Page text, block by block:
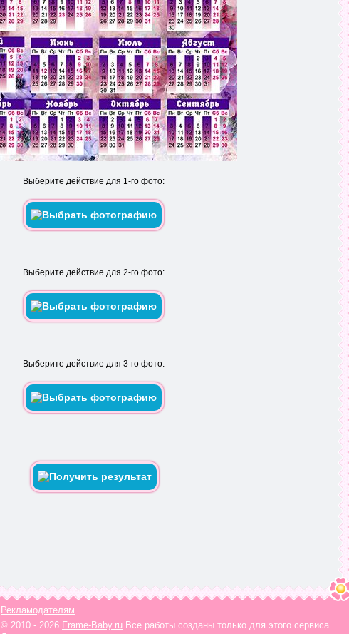
Выберите действие для 1-го фото:
Выберите действие для 2-го фото:
Выберите действие для 3-го фото:
Рекламодателям
© 2010 - 2026 Frame-Baby.ru Все работы созданы только для этого сервиса.